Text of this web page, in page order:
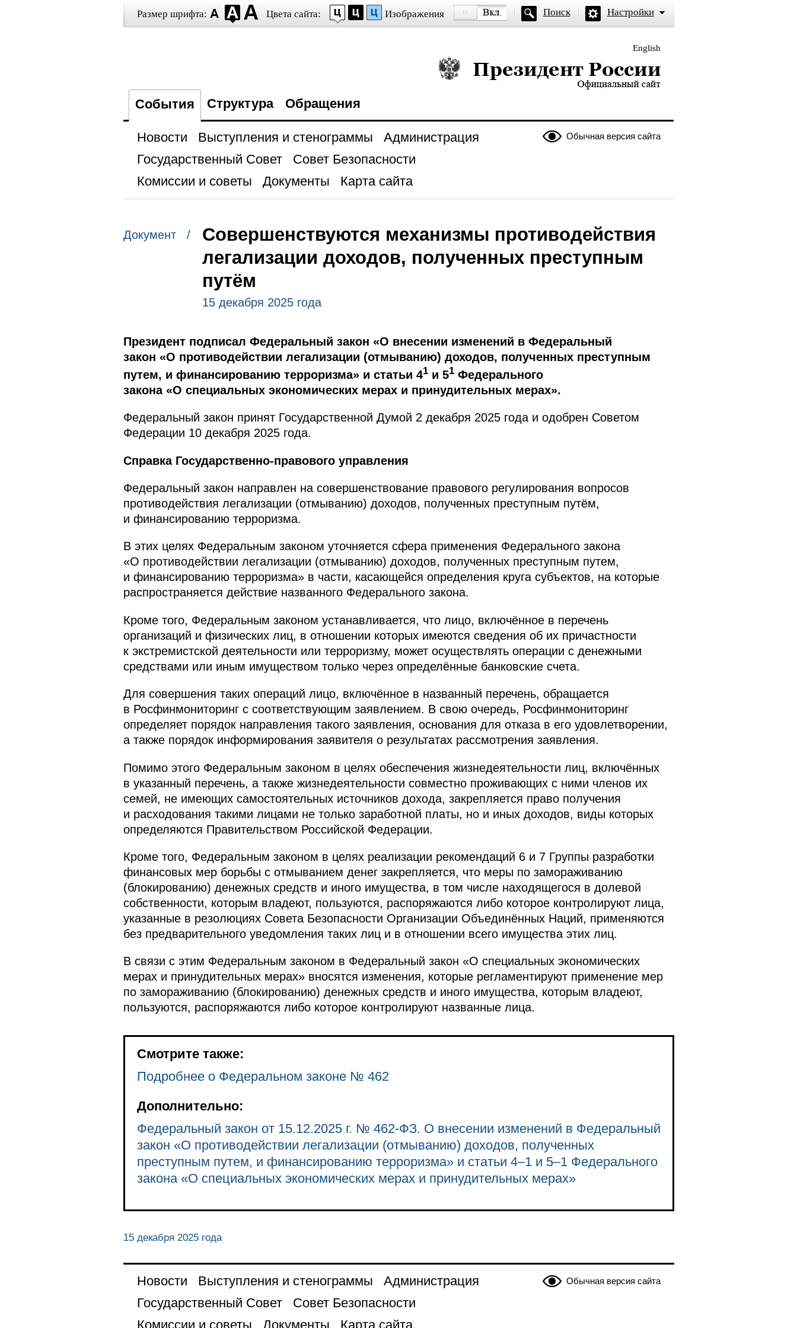
Размер шрифта: Цвета сайта: Изображения Поиск Настройки
English
Президент России — официальный сайт
События Структура Обращения
Обычная версия сайта
Новости Выступления и стенограммы
Администрация
Государственный Совет
Совет Безопасности
Комиссии и советы
Документы Карта сайта
Документ /
Совершенствуются механизмы противодействия
легализации доходов, полученных преступным
путём
15 декабря 2025 года
Президент подписал Федеральный закон «О внесении изменений в Федеральный
закон «О противодействии легализации (отмыванию) доходов, полученных преступным
путем, и финансированию терроризма» и статьи 41и 51Федерального
закона «О специальных экономических мерах и принудительных мерах».
Федеральный закон принят Государственной Думой 2 декабря 2025 года и одобрен Советом
Федерации 10 декабря 2025 года.
Справка Государственно-правового управления
Федеральный закон направлен на совершенствование правового регулирования вопросов
противодействия легализации (отмыванию) доходов, полученных преступным путём,
и финансированию терроризма.
B этих целях Федеральным законом уточняется сфера применения Федерального закона
«О противодействии легализации (отмыванию) доходов, полученных преступным путем,
и финансированию терроризма» в части, касающейся определения круга субъектов, на которые
распространяется действие названного Федерального закона.
Кроме того, Федеральным законом устанавливается, что лицо, включённое в перечень
организаций и физических лиц, в отношении которых имеются сведения об их причастности
к экстремистской деятельности или терроризму, может осуществлять операции c денежными
средствами или иным имуществом только через определённые банковские счета.
Для совершения таких операций лицо, включённое в названный перечень, обращается
в Росфинмониторинг с соответствующим заявлением. В свою очередь, Росфинмониторинг
определяет порядок направления такого заявления, основания для отказа в его удовлетворении,
а также порядок информирования заявителя о результатах рассмотрения заявления.
Помимо этого Федеральным законом в целях обеспечения жизнедеятельности лиц, включённых
в указанный перечень, а также жизнедеятельности совместно проживающих с ними членов их
семей, не имеющих самостоятельных источников дохода, закрепляется право получения
и расходования такими лицами не только заработной платы, но и иных доходов, виды которых
определяются Правительством Российской Федерации.
Кроме того, Федеральным законом в целях реализации рекомендаций 6 и 7 Группы разработки
финансовых мер борьбы с отмыванием денег закрепляется, что меры по замораживанию
(блокированию) денежных средств и иного имущества, в том числе находящегося в долевой
собственности, которым владеют, пользуются, распоряжаются либо которое контролируют лица,
указанные в резолюциях Совета Безопасности Организации Объединённых Наций, применяются
без предварительного уведомления таких лиц и в отношении всего имущества этих лиц.
В связи с этим Федеральным законом в Федеральный закон «О специальных экономических
мерах и принудительных мерах» вносятся изменения, которые регламентируют применение мер
по замораживанию (блокированию) денежных средств и иного имущества, которым владеют,
пользуются, распоряжаются либо которое контролируют названные лица.
Смотрите также:
Подробнее о Федеральном законе № 462
Дополнительно:
Федеральный закон от 15.12.2025 г. № 462-ФЗ. О внесении изменений в Федеральный
закон «О противодействии легализации (отмыванию) доходов, полученных
преступным путем, и финансированию терроризма» и статьи 4–1 и 5–1 Федерального
закона «О специальных экономических мерах и принудительных мерах»
15 декабря 2025 года
Обычная версия сайта
Новости Выступления и стенограммы
Администрация
Государственный Совет
Совет Безопасности
Комиссии и советы
Документы Карта сайта